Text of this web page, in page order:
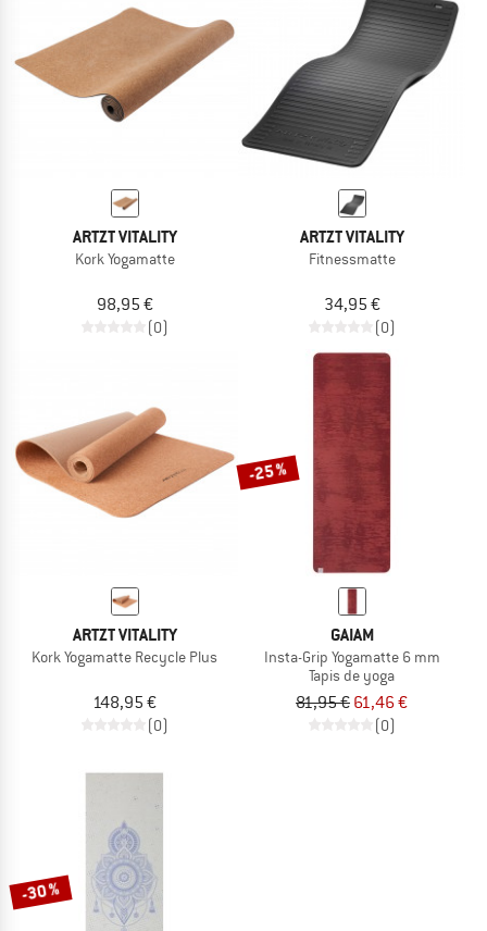
ARTZT VITALITY
Kork Yogamatte
98,95 €
(0)
ARTZT VITALITY
Fitnessmatte
34,95 €
(0)
ARTZT VITALITY
Kork Yogamatte Recycle Plus
148,95 €
(0)
-25 %
GAIAM
Insta-Grip Yogamatte 6 mm
Tapis de yoga
81,95 € 61,46 €
(0)
-30 %